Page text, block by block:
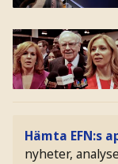
Hämta EFN:s
nyheter,